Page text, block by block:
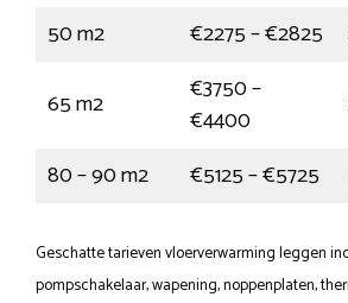
50 m2
€2275 – €2825
65 m2
€3750 –
€4400
80 – 90 m2
€5125 – €5725
Geschatte tarieven vloerverwarming leggen
pompschakelaar, wapening, noppenplaten,